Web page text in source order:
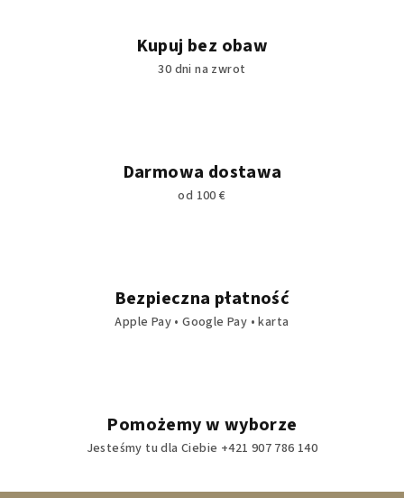
Kupuj bez obaw
30 dni na zwrot
Darmowa dostawa
od 100 €
Bezpieczna płatność
Apple Pay • Google Pay • karta
Pomożemy w wyborze
Jesteśmy tu dla Ciebie +421 907 786 140